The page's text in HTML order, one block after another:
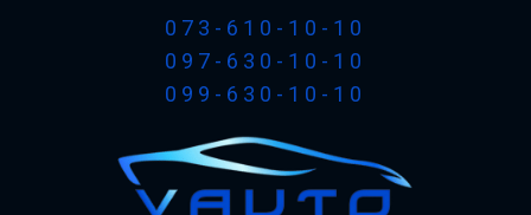
073-610-10-10
097-630-10-10
099-630-10-10